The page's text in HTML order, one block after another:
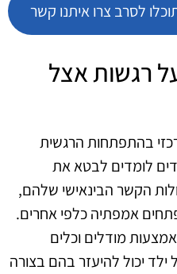
לסרב צרו איתנו קשר
רגשות אצל
בהתפתחות הרגשית
לומדים לבטא את
הקשר הבינאישי שלהם,
אמפתיה כלפי אחרים.
מודלים וכלים
יכול להיעזר בהם בצורה